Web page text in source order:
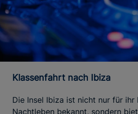
Klassenfahrt nach Ibiza
Die Insel Ibiza ist nicht nur für ihr
Nachtleben bekannt, sondern